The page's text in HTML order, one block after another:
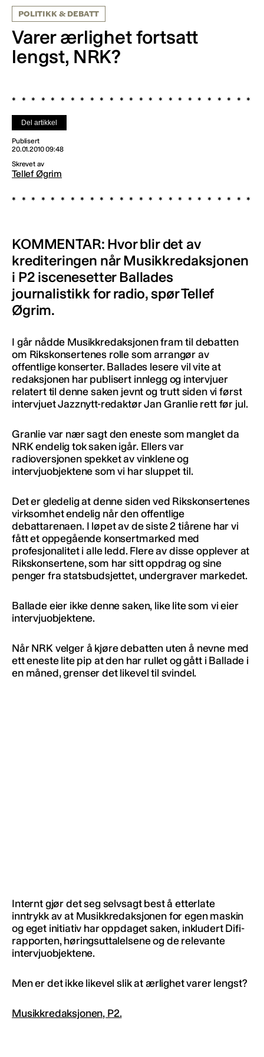
POLITIKK & DEBATT
Varer ærlighet fortsatt
lengst, NRK?
Del artikkel
Publisert
20.01.2010 09:48
Skrevet av
Tellef Øgrim
KOMMENTAR: Hvor blir det av
krediteringen når Musikkredaksjonen
i P2 iscenesetter Ballades
journalistikk for radio, spør Tellef
Øgrim.
I går nådde Musikkredaksjonen fram til debatten
om Rikskonsertenes rolle som arrangør av
offentlige konserter. Ballades lesere vil vite at
redaksjonen har publisert innlegg og intervjuer
relatert til denne saken jevnt og trutt siden vi først
intervjuet Jazznytt-redaktør Jan Granlie rett før jul.
Granlie var nær sagt den eneste som manglet da
NRK endelig tok saken igår. Ellers var
radioversjonen spekket av vinklene og
intervjuobjektene som vi har sluppet til.
Det er gledelig at denne siden ved Rikskonsertenes
virksomhet endelig når den offentlige
debattarenaen. I løpet av de siste 2 tiårene har vi
fått et oppegående konsertmarked med
profesjonalitet i alle ledd. Flere av disse opplever at
Rikskonsertene, som har sitt oppdrag og sine
penger fra statsbudsjettet, undergraver markedet.
Ballade eier ikke denne saken, like lite som vi eier
intervjuobjektene.
Når NRK velger å kjøre debatten uten å nevne med
ett eneste lite pip at den har rullet og gått i Ballade i
en måned, grenser det likevel til svindel.
Internt gjør det seg selvsagt best å etterlate
inntrykk av at Musikkredaksjonen for egen maskin
og eget initiativ har oppdaget saken, inkludert Difi-
rapporten, høringsuttalelsene og de relevante
intervjuobjektene.
Men er det ikke likevel slik at ærlighet varer lengst?
Musikkredaksjonen, P2.